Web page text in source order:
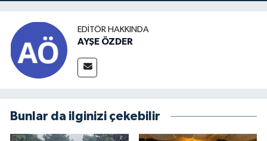
EDITÖR HAKKINDA
AYŞE ÖZDER
Bunlar da ilginizi çekebilir